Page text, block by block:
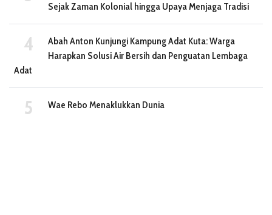
Sejak Zaman Kolonial hingga Upaya Menjaga Tradisi
Abah Anton Kunjungi Kampung Adat Kuta: Warga
Harapkan Solusi Air Bersih dan Penguatan Lembaga
Adat
Wae Rebo Menaklukkan Dunia